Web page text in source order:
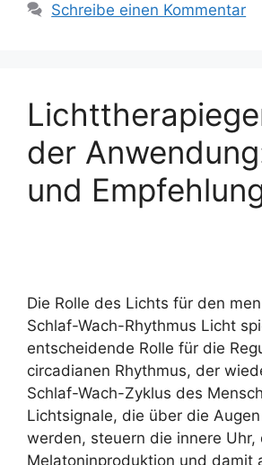
Schreibe einen Kommentar
der
und
Die Rolle des Lichts für den
Schlaf-Wach-Rhythmus Licht
entscheidende Rolle für die
circadianen Rhythmus, der
Schlaf-Wach-Zyklus des
Lichtsignale, die über die
werden, steuern die innere Uhr,
Melatoninproduktion und damit